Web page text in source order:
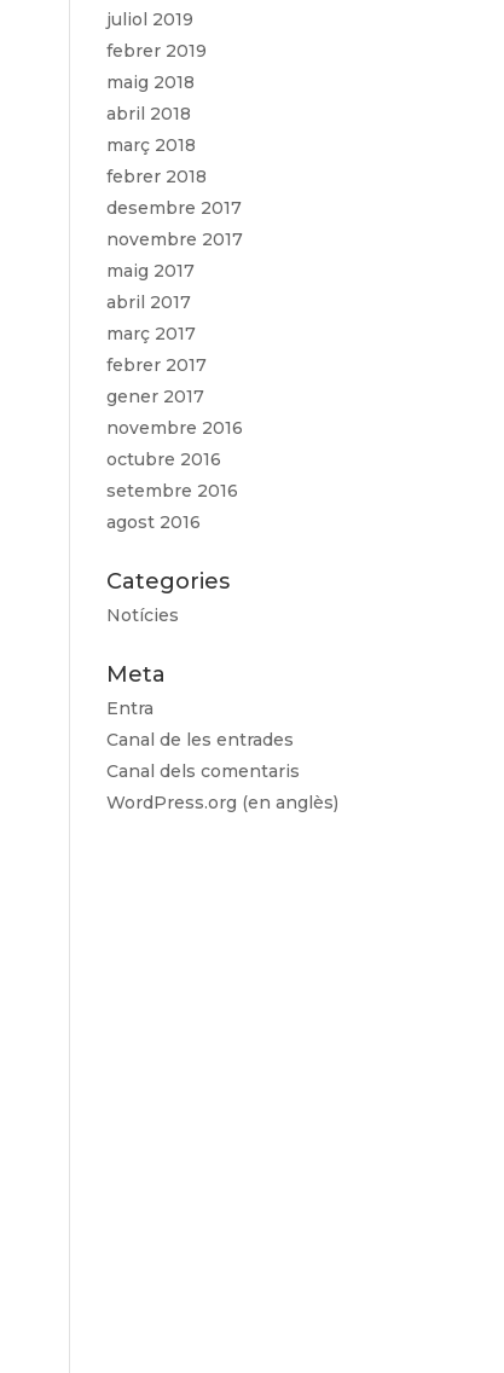
juliol 2019
febrer 2019
maig 2018
abril 2018
març 2018
febrer 2018
desembre 2017
novembre 2017
maig 2017
abril 2017
març 2017
febrer 2017
gener 2017
novembre 2016
octubre 2016
setembre 2016
agost 2016
Categories
Notícies
Meta
Entra
Canal de les entrades
Canal dels comentaris
WordPress.org (en anglès)